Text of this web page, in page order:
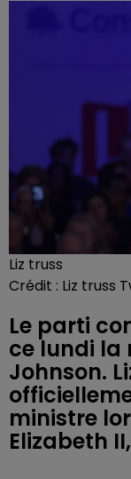
Liz truss
Crédit : Liz truss
Le parti
ce lundi la
Johnson.
ministre
Elizabeth